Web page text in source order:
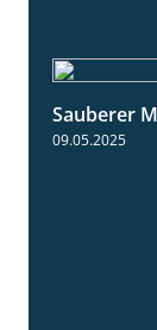
Sauberer
09.05.2025